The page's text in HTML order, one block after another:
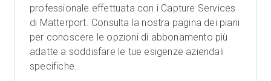
professionale effettuata con i Capture Services
di Matterport. Consulta la nostra pagina dei piani
per conoscere le opzioni di abbonamento più
adatte a soddisfare le tue esigenze aziendali
specifiche.